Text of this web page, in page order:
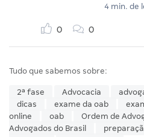
4 min. de
0 0
Tudo que sabemos sobre:
2ª fase Advocacia
dicas
exame da oab
online
oab Ordem de
Advogados do Brasil